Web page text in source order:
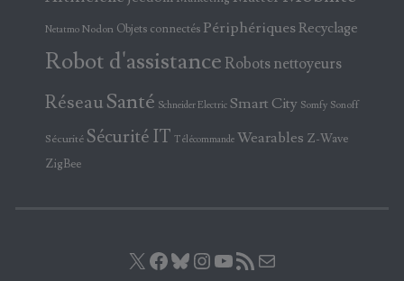
Netatmo Nodon Objets connectés PériphériquesRecyclage
Robot d'assistance Robots nettoyeurs
RéseauSanté Schneider Electric Smart City Somfy Sonoff
Sécurité Sécurité IT Télécommande Wearables Z-Wave
ZigBee
X Facebook
Bluesky
Instagram
YouTube
Flux RSS